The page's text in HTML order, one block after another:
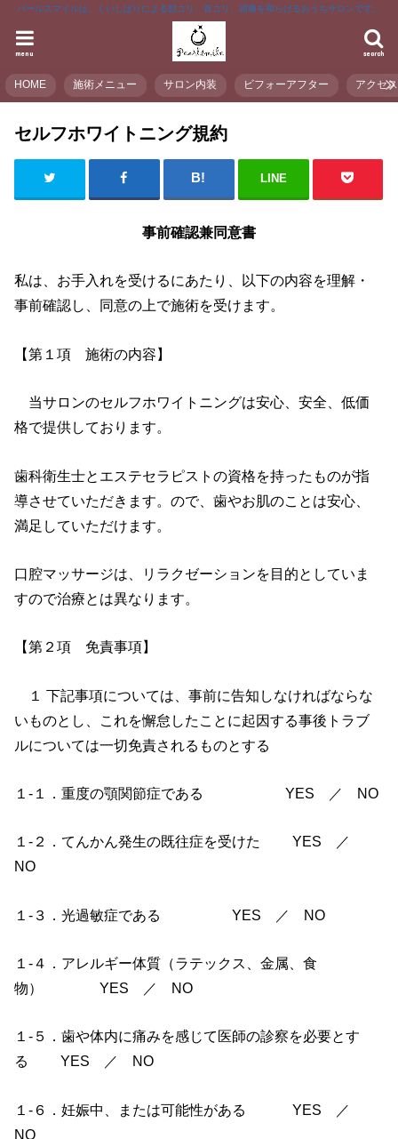
パールスマイルは、くいしばりによる顔コリ、首コリ、頭痛を和らげるおうちサロンです。
search
menu
HOME 施術メニュー サロン内装 ビフォーアフター アクセス
セルフホワイトニング規約
LINE
事前確認兼同意書
私は、お手入れを受けるにあたり、以下の内容を理解・
事前確認し、同意の上で施術を受けます。
【第１項 施術の内容】
当サロンのセルフホワイトニングは安心、安全、低価
格で提供しております。
歯科衛生士とエステセラピストの資格を持ったものが指
導させていただきます。ので、歯やお肌のことは安心、
満足していただけます。
口腔マッサージは、リラクゼーションを目的としていま
すので治療とは異なります。
【第２項 免責事項】
１ 下記事項については、事前に告知しなければならな
いものとし、これを懈怠したことに起因する事後トラブ
ルについては一切免責されるものとする
１-１．重度の顎関節症である YES ／ NO
１-２．てんかん発生の既往症を受けた YES ／
NO
１-３．光過敏症である YES ／ NO
１-４．アレルギー体質（ラテックス、金属、食
物） YES ／ NO
１-５．歯や体内に痛みを感じて医師の診察を必要とす
る YES ／ NO
１-６．妊娠中、または可能性がある YES ／
NO